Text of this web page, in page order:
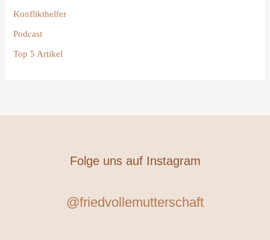
Konflikthelfer
Podcast
Top 5 Artikel
Folge uns auf Instagram
@friedvollemutterschaft